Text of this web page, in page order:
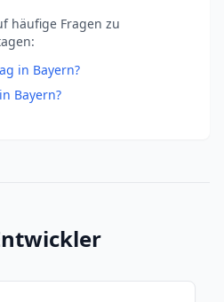
häufige Fragen zu
in Bayern?
Bayern?